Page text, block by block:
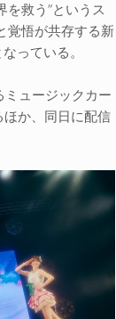
を救う”というス
覚悟が共存する新
っている。
ュージックカー
ほか、同日に配信